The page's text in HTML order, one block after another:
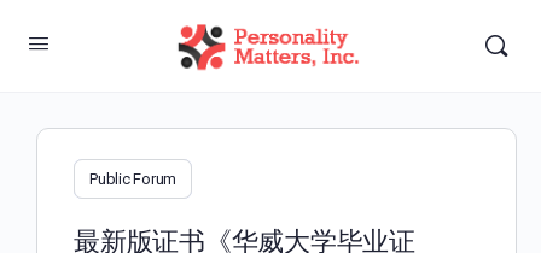
Public Forum
最新版证书《华威大学毕业证